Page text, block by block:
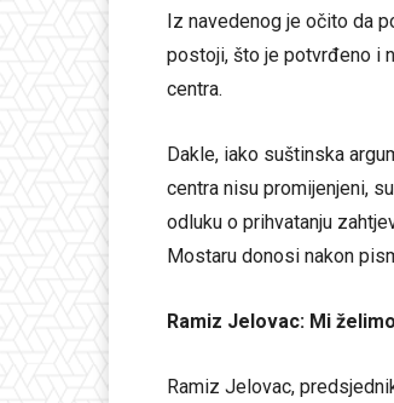
Iz navedenog je očito da
postoji, što je potvrđeno i
centra.
Dakle, iako suštinska
centra nisu promijenjeni,
odluku o prihvatanju
Mostaru donosi nakon
Ramiz Jelovac: Mi
Ramiz Jelovac,